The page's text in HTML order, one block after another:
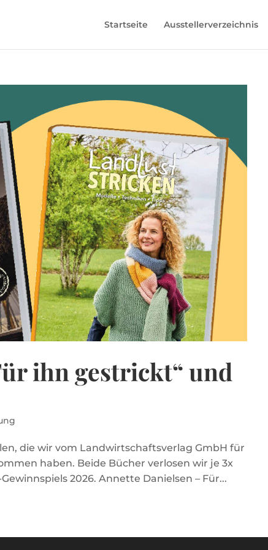
Startseite Ausstellerverzeichnis
ihn gestrickt“ und
die wir vom Landwirtschaftsverlag GmbH für
haben. Beide Bücher verlosen wir je 3x
2026. Annette Danielsen – Für...